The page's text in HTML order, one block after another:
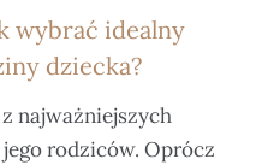
wybrać idealny
dziecka?
najważniejszych
rodziców. Oprócz